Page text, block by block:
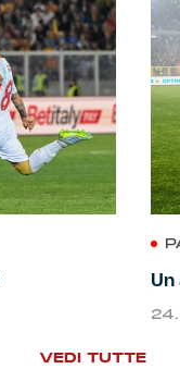
Un
VEDI TUTTE